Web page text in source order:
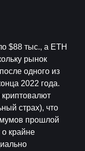
$88 тыс., а ETH
рынок
одного из
2022 года.
криптовалют
страх), что
прошлой
о крайне